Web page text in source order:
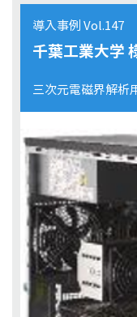
導入事例 Vol.147
千葉工業大学
三次元電磁界解析